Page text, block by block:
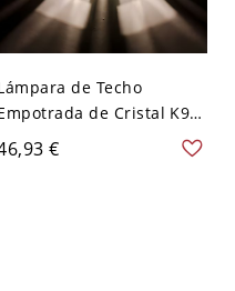
de Techo
de Cristal K9
de Lujo con Grabado de
Rosas 3D - Dorado 110 A
€